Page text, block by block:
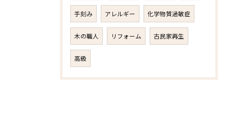
手刻み アレルギー 化学物質過敏症
木の職人 リフォーム 古民家再生
高級